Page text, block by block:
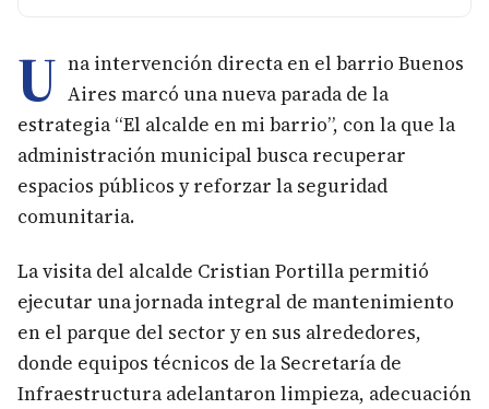
U na intervención directa en el barrio Buenos
Aires marcó una nueva parada de la
estrategia “El alcalde en mi barrio”, con la que la
administración municipal busca recuperar
espacios públicos y reforzar la seguridad
comunitaria.
La visita del alcalde Cristian Portilla permitió
ejecutar una jornada integral de mantenimiento
en el parque del sector y en sus alrededores,
donde equipos técnicos de la Secretaría de
Infraestructura adelantaron limpieza, adecuación